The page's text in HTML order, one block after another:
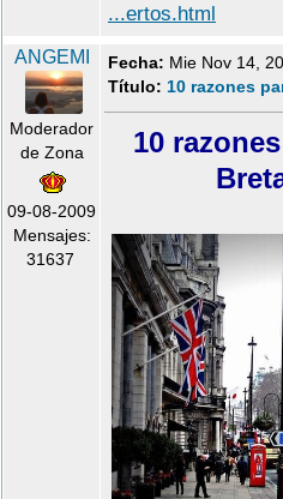
...ertos.html
ANGEMI
Moderador
de Zona
09-08-2009
Mensajes:
31637
Fecha: Mie Nov 14,
Título: 10 razones
10